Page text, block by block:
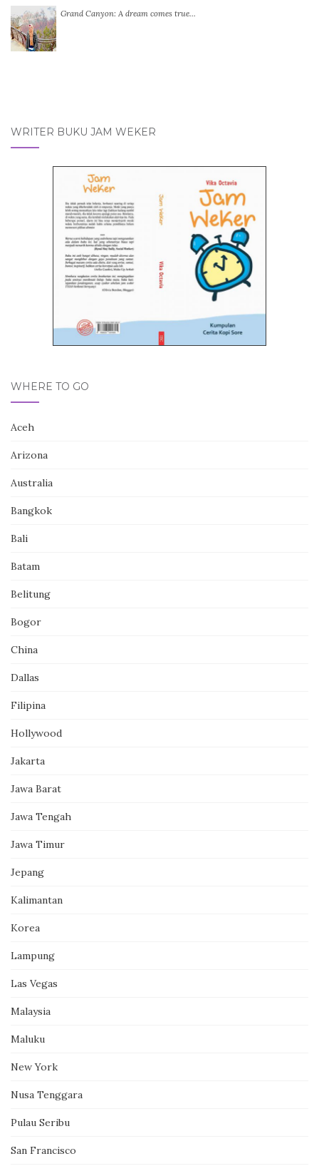
Grand Canyon: A dream comes true…
WRITER BUKU JAM WEKER
WHERE TO GO
Aceh
Arizona
Australia
Bangkok
Bali
Batam
Belitung
Bogor
China
Dallas
Filipina
Hollywood
Jakarta
Jawa Barat
Jawa Tengah
Jawa Timur
Jepang
Kalimantan
Korea
Lampung
Las Vegas
Malaysia
Maluku
New York
Nusa Tenggara
Pulau Seribu
San Francisco